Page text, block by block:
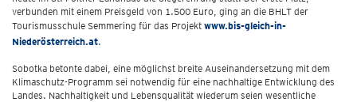
verbunden mit einem Preisgeld von 1.500 Euro, ging an die BHLT der
Tourismusschule Semmering für das Projekt www.bis-gleich-in-
Niederösterreich.at.
Sobotka betonte dabei, eine möglichst breite Auseinandersetzung mit dem
Klimaschutz-Programm sei notwendig für eine nachhaltige Entwicklung des
Landes. Nachhaltigkeit und Lebensqualität wiederum seien wesentliche